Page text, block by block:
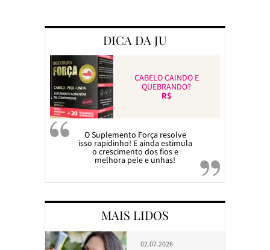
DICA DA JU
CABELO CAINDO E
QUEBRANDO?
R$
O Suplemento Força resolve
isso rapidinho! E ainda estimula
o crescimento dos fios e
melhora pele e unhas!
MAIS LIDOS
02.07.2026